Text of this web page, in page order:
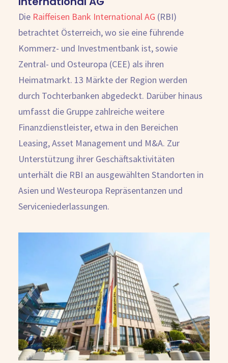
Die Raiffeisen Bank International AG (RBI)
betrachtet Österreich, wo sie eine führende
Kommerz- und Investmentbank ist, sowie
Zentral- und Osteuropa (CEE) als ihren
Heimatmarkt. 13 Märkte der Region werden
durch Tochterbanken abgedeckt. Darüber hinaus
umfasst die Gruppe zahlreiche weitere
Finanzdienstleister, etwa in den Bereichen
Leasing, Asset Management und M&A. Zur
Unterstützung ihrer Geschäftsaktivitäten
unterhält die RBI an ausgewählten Standorten in
Asien und Westeuropa Repräsentanzen und
Serviceniederlassungen.